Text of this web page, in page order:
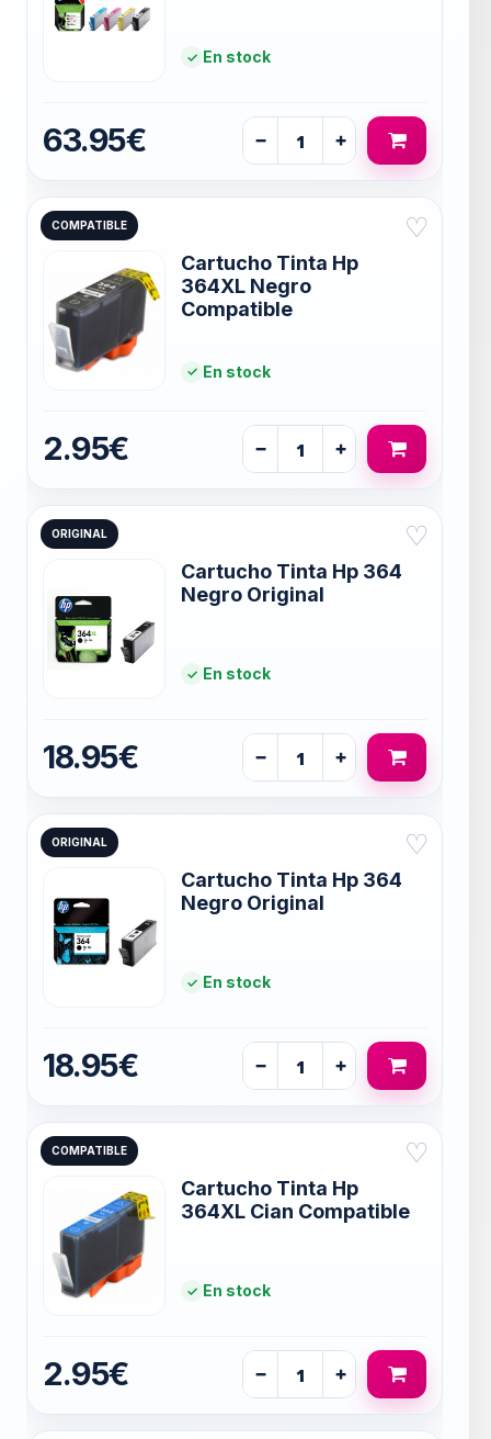
En stock
63.95€ − +
COMPATIBLE ♡
Cartucho Tinta Hp
364XL Negro
Compatible
En stock
2.95€ − +
ORIGINAL ♡
Cartucho Tinta Hp 364
Negro Original
En stock
18.95€ − +
ORIGINAL ♡
Cartucho Tinta Hp 364
Negro Original
En stock
18.95€ − +
COMPATIBLE ♡
Cartucho Tinta Hp
364XL Cian Compatible
En stock
2.95€ − +